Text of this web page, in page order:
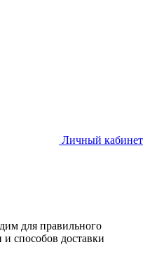
Личный кабинет
для правильного
способов доставки